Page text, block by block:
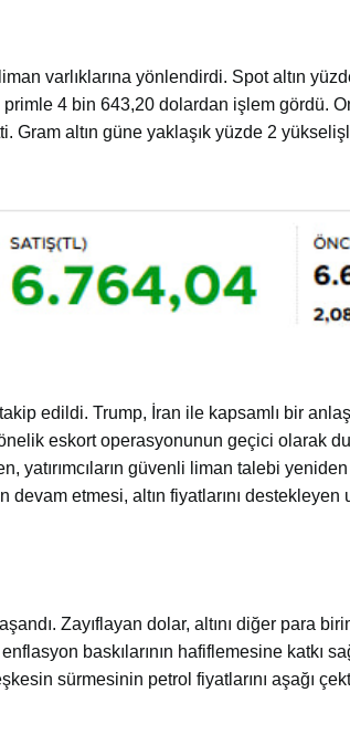
varlıklarına yönlendirdi. Spot altın
4 bin 643,20 dolardan işlem gördü.
Gram altın güne yaklaşık yüzde 2
edildi. Trump, İran ile kapsamlı bir
eskort operasyonunun geçici olarak
yatırımcıların güvenli liman talebi
etmesi, altın fiyatlarını destekleyen
Zayıflayan dolar, altını diğer para
baskılarının hafiflemesine katkı
sürmesinin petrol fiyatlarını aşağı